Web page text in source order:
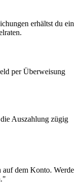
erhältst du ein
per Überweisung
Auszahlung zügig
auf dem Konto. Werde